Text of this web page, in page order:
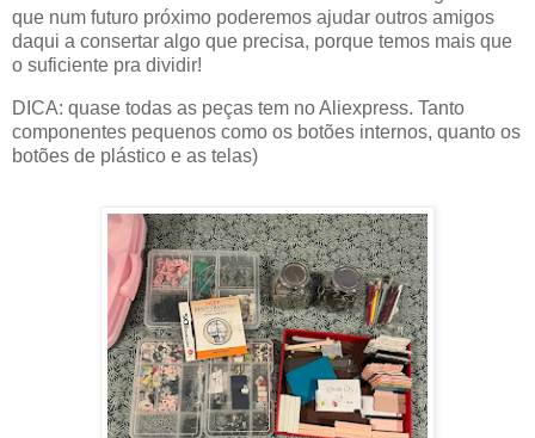
que num futuro próximo poderemos ajudar outros amigos
daqui a consertar algo que precisa, porque temos mais que
o suficiente pra dividir!
DICA: quase todas as peças tem no Aliexpress. Tanto
componentes pequenos como os botões internos, quanto os
botões de plástico e as telas)